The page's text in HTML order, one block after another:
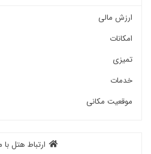
ارزش مالی
امکانات
تمیزی
خدمات
موقعیت مکانی
ارتباط هتل